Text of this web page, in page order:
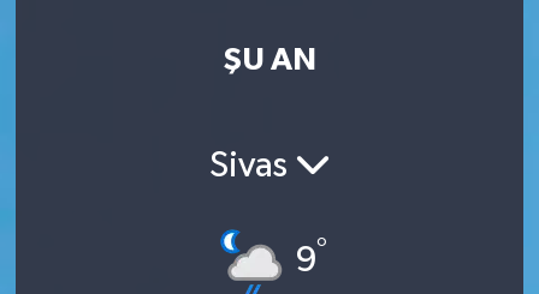
ŞU AN
Sivas
9°
Son Dakika Haberleri